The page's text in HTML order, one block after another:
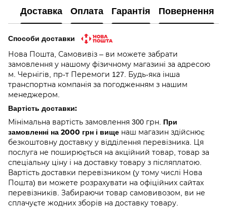
Доставка Оплата Гарантія Повернення
Способи доставки
Нова Пошта, Самовивіз – ви можете забрати
замовлення у нашому фізичному магазині за адресою
м. Чернігів, пр-т Перемоги 127. Будь-яка інша
транспортна компанія за погодженням з нашим
менеджером.
Вартість доставки:
Мінімальна вартість замовлення 300 грн. При
замовленні на 2000 грн і вище наш магазин здійснює
безкоштовну доставку у відділення перевізника. Ця
послуга не поширюється на акційний товар, товар за
спеціальну ціну і на доставку товару з післяплатою.
Вартість доставки перевізником (у тому числі Нова
Пошта) ви можете розрахувати на офіційних сайтах
перевізників. Забираючи товар самовивозом, ви не
сплачуєте жодних зборів на доставку товару.